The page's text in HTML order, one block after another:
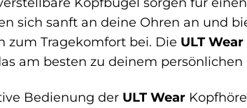
sich sanft an deine Ohren an und
zum Tragekomfort bei. Die ULT Wear
am besten zu deinem persönlichen
Bedienung der ULT Wear